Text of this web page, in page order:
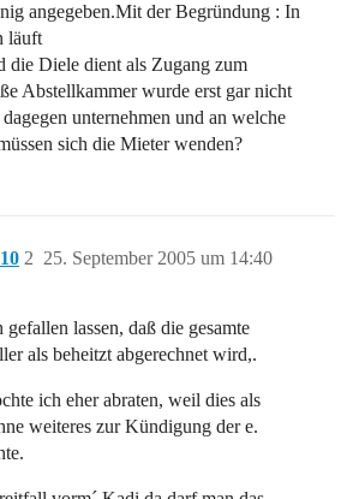
angegeben.Mit der Begründung : In
läuft
die Diele dient als Zugang zum
Abstellkammer wurde erst gar nicht
unternehmen und an welche
sich die Mieter wenden?
25. September 2005 um 14:40
2
lassen, daß die gesamte
als beheitzt abgerechnet wird,.
ich eher abraten, weil dies als
weiteres zur Kündigung der e.